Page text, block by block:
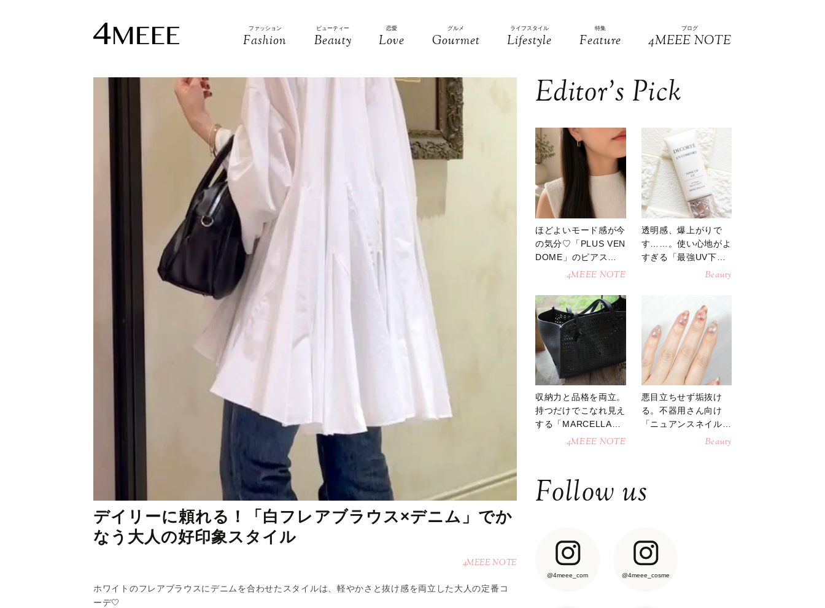
ファッション
Fashion
ビューティー
Beauty
恋愛
Love
グルメ
Gourmet
ライフスタイル
Lifestyle
特集
Feature
ブログ
4MEEE NOTE
デイリーに頼れる！「白フレアブラウス×デニム」でか
なう大人の好印象スタイル
4MEEE NOTE
ホワイトのフレアブラウスにデニムを合わせたスタイルは、軽やかさと抜け感を両立した大人の定番コ
ーデ🤍
Editor’s Pick
ほどよいモード感が今
の気分♡「PLUS VEN
DOME」のピアスが
4MEEE NOTE
透明感、爆上がりで
す……。使い心地がよ
すぎる「最強UV下
Beauty
収納力と品格を両立。
持つだけでこなれ見え
する「MARCELLAト
ートバッグ」4MEEE NOTE
悪目立ちせず垢抜け
る。不器用さん向け
「ニュアンスネイル」
Beauty
Follow us
@4meee_com @4meee_cosme